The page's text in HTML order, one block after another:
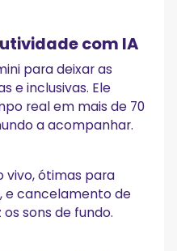
com IA
para deixar as
e inclusivas. Ele
real em mais de 70
a acompanhar.
vivo, ótimas para
e cancelamento de
sons de fundo.